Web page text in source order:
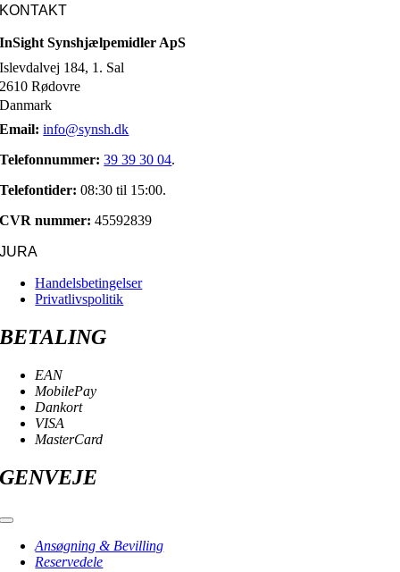
KONTAKT
InSight Synshjælpemidler ApS
Islevdalvej 184, 1. Sal
2610 Rødovre
Danmark
Email: info@synsh.dk
Telefonnummer: 39 39 30 04.
Telefontider: 08:30 til 15:00.
CVR nummer: 45592839
JURA
Handelsbetingelser
Privatlivspolitik
BETALING
EAN
MobilePay
Dankort
VISA
MasterCard
GENVEJE
Toggle
NavigationAnsøgning & Bevilling
Reservedele